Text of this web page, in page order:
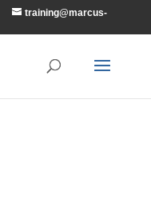
training@marcus-